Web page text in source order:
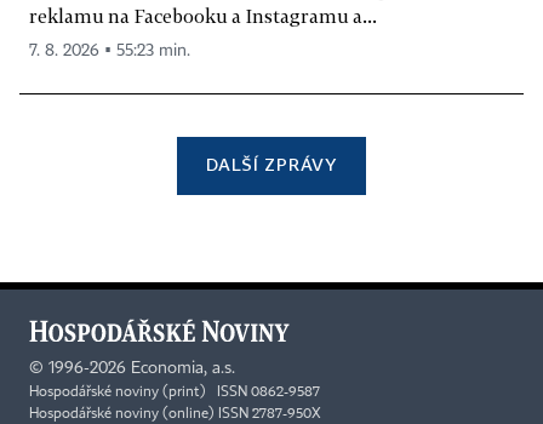
reklamu na Facebooku a Instagramu a...
7. 8. 2026 ▪ 55:23 min.
DALŠÍ ZPRÁVY
© 1996-2026 Economia, a.s.
Hospodářské noviny (print) ISSN 0862-9587
Hospodářské noviny (online) ISSN 2787-950X